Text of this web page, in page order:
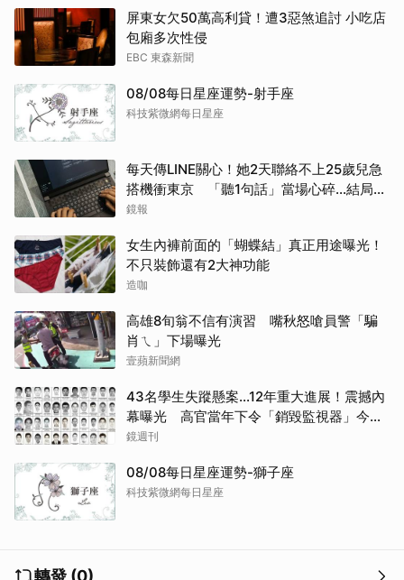
屏東女欠50萬高利貸！遭3惡煞追討 小吃店
包廂多次性侵
EBC 東森新聞
08/08每日星座運勢-射手座
科技紫微網每日星座
每天傳LINE關心！她2天聯絡不上25歲兒急
搭機衝東京 「聽1句話」當場心碎...結局看
哭網
鏡報
女生內褲前面的「蝴蝶結」真正用途曝光！
不只裝飾還有2大神功能
造咖
高雄8旬翁不信有演習 嘴秋怒嗆員警「騙
肖ㄟ」下場曝光
壹蘋新聞網
43名學生失蹤懸案...12年重大進展！震撼內
幕曝光 高官當年下令「銷毀監視器」今遭
逮
鏡週刊
08/08每日星座運勢-獅子座
科技紫微網每日星座
轉發 (0)